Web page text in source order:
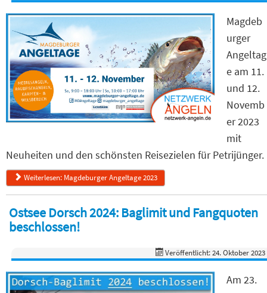
Magdeb
urger
Angeltag
e am 11.
und 12.
Novemb
er 2023
mit
Neuheiten und den schönsten Reisezielen für Petrijünger.
Weiterlesen: Magdeburger Angeltage 2023
Ostsee Dorsch 2024: Baglimit und Fangquoten
beschlossen!
Veröffentlicht: 24. Oktober 2023
Am 23.